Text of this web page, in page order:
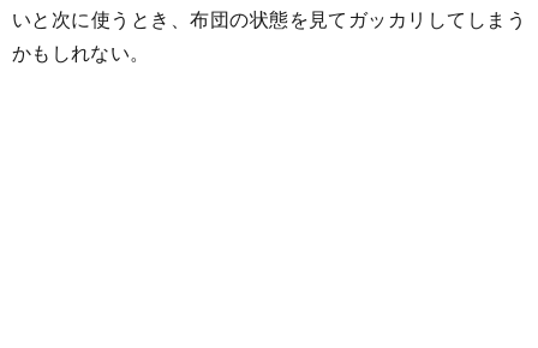
いと次に使うとき、布団の状態を見てガッカリしてしまう
かもしれない。